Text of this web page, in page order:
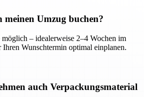
meinen Umzug buchen?
– idealerweise 2–4 Wochen im
Wunschtermin optimal einplanen.
auch Verpackungsmaterial